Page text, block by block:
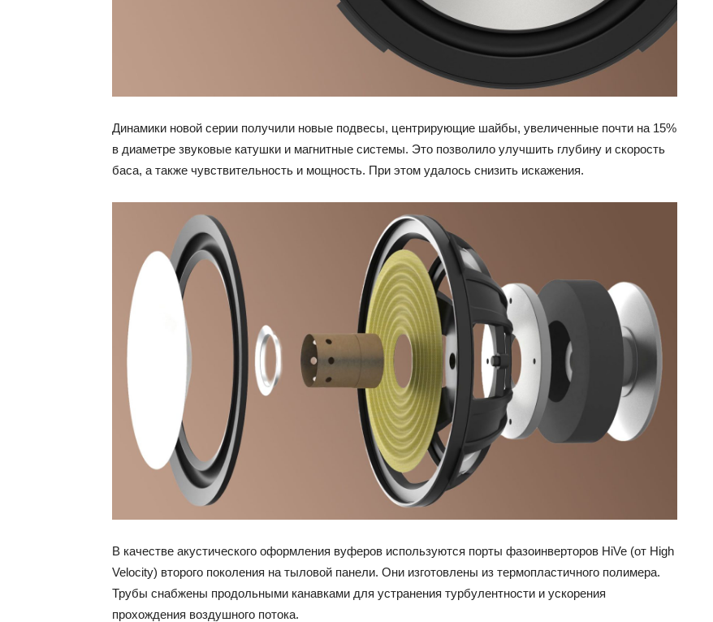
Динамики новой серии получили новые подвесы, центрирующие шайбы, увеличенные почти на 15%
в диаметре звуковые катушки и магнитные системы. Это позволило улучшить глубину и скорость
баса, а также чувствительность и мощность. При этом удалось снизить искажения.
В качестве акустического оформления вуферов используются порты фазоинверторов HiVe (от High
Velocity) второго поколения на тыловой панели. Они изготовлены из термопластичного полимера.
Трубы снабжены продольными канавками для устранения турбулентности и ускорения
прохождения воздушного потока.